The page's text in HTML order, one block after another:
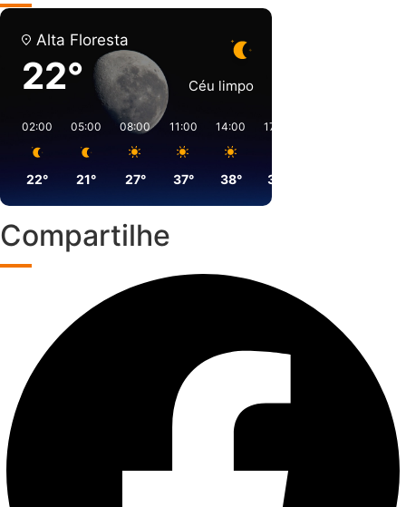
Alta Floresta
22° Céu limpo
02:00
22°
05:00
21°
08:00
27°
11:00
37°
14:00
38°
17:00
35°
Compartilhe